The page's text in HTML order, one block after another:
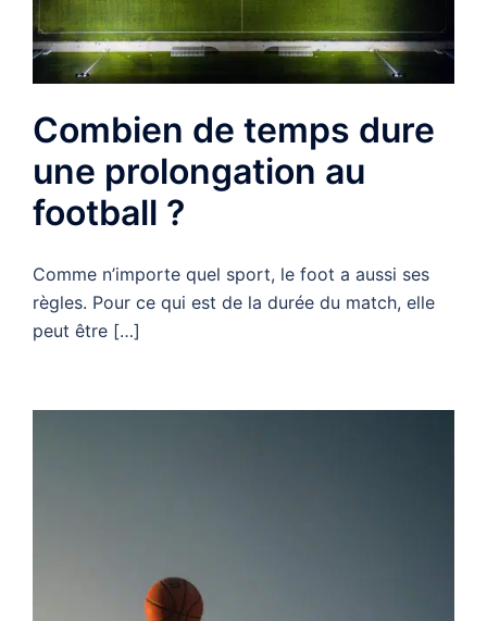
Combien de temps dure
une prolongation au
football ?
Comme n’importe quel sport, le foot a aussi ses
règles. Pour ce qui est de la durée du match, elle
peut être […]